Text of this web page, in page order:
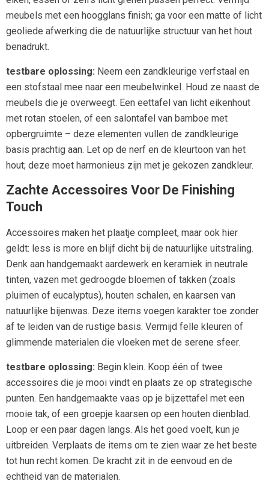
meubels met een hoogglans finish; ga voor een matte of licht
geoliede afwerking die de natuurlijke structuur van het hout
benadrukt.
testbare oplossing: Neem een zandkleurige verfstaal en
een stofstaal mee naar een meubelwinkel. Houd ze naast de
meubels die je overweegt. Een eettafel van licht eikenhout
met rotan stoelen, of een salontafel van bamboe met
opbergruimte – deze elementen vullen de zandkleurige
basis prachtig aan. Let op de nerf en de kleurtoon van het
hout; deze moet harmonieus zijn met je gekozen zandkleur.
Zachte Accessoires Voor De Finishing
Touch
Accessoires maken het plaatje compleet, maar ook hier
geldt: less is more en blijf dicht bij de natuurlijke uitstraling.
Denk aan handgemaakt aardewerk en keramiek in neutrale
tinten, vazen met gedroogde bloemen of takken (zoals
pluimen of eucalyptus), houten schalen, en kaarsen van
natuurlijke bijenwas. Deze items voegen karakter toe zonder
af te leiden van de rustige basis. Vermijd felle kleuren of
glimmende materialen die vloeken met de serene sfeer.
testbare oplossing: Begin klein. Koop één of twee
accessoires die je mooi vindt en plaats ze op strategische
punten. Een handgemaakte vaas op je bijzettafel met een
mooie tak, of een groepje kaarsen op een houten dienblad.
Loop er een paar dagen langs. Als het goed voelt, kun je
uitbreiden. Verplaats de items om te zien waar ze het beste
tot hun recht komen. De kracht zit in de eenvoud en de
echtheid van de materialen.